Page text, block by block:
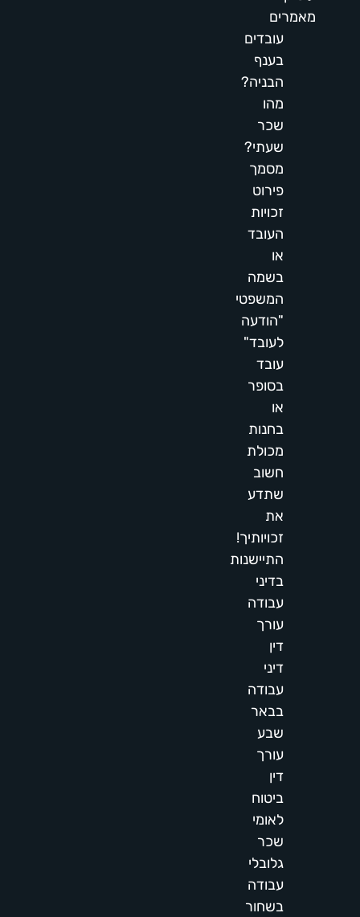
מאמרים
עובדים
בענף
הבניה?
מהו
שכר
שעתי?
מסמך
פירוט
זכויות
העובד
או
בשמה
המשפטי
"הודעה
לעובד"
עובד
בסופר
או
בחנות
מכולת
חשוב
שתדע
את
זכויותיך!
התיישנות
בדיני
עבודה
עורך
דין
דיני
עבודה
בבאר
שבע
עורך
דין
ביטוח
לאומי
שכר
גלובלי
עבודה
בשחור